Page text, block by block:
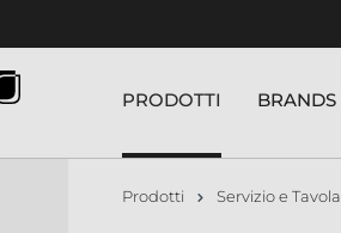
PRODOTTI BRANDS
Prodotti Servizio e Tavola